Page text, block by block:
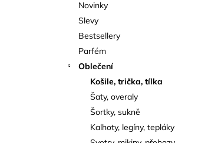
Novinky
Slevy
Bestsellery
Parfém
Oblečení
Košile, trička, tílka
Šaty, overaly
Šortky, sukně
Kalhoty, legíny, tepláky